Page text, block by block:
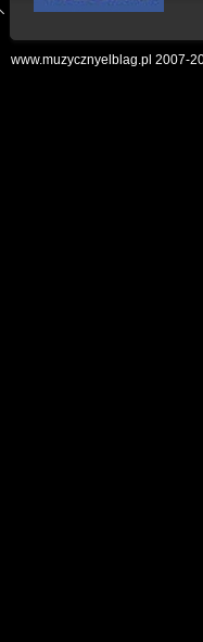
www.muzycznyelblag.pl 2007-